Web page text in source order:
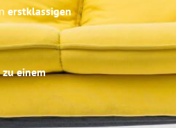
erstklassigen
einem